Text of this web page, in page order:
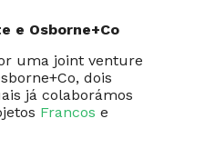
e Osborne+Co
uma joint venture
dois
já colaborámos
Francos e